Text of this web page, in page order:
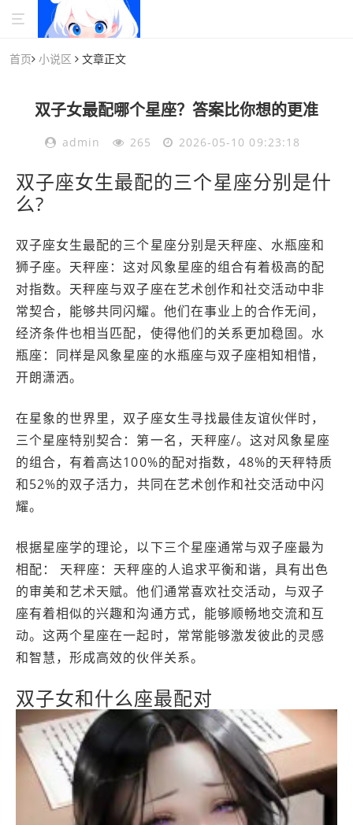
首页 小说区 文章正文
双子女最配哪个星座？答案比你想的更准
admin 265 2026-05-10 09:23:18
双子座女生最配的三个星座分别是什
么?
双子座女生最配的三个星座分别是天秤座、水瓶座和
狮子座。天秤座：这对风象星座的组合有着极高的配
对指数。天秤座与双子座在艺术创作和社交活动中非
常契合，能够共同闪耀。他们在事业上的合作无间，
经济条件也相当匹配，使得他们的关系更加稳固。水
瓶座：同样是风象星座的水瓶座与双子座相知相惜，
开朗潇洒。
在星象的世界里，双子座女生寻找最佳友谊伙伴时，
三个星座特别契合：第一名，天秤座/。这对风象星座
的组合，有着高达100%的配对指数，48%的天秤特质
和52%的双子活力，共同在艺术创作和社交活动中闪
耀。
根据星座学的理论，以下三个星座通常与双子座最为
相配： 天秤座：天秤座的人追求平衡和谐，具有出色
的审美和艺术天赋。他们通常喜欢社交活动，与双子
座有着相似的兴趣和沟通方式，能够顺畅地交流和互
动。这两个星座在一起时，常常能够激发彼此的灵感
和智慧，形成高效的伙伴关系。
双子女和什么座最配对